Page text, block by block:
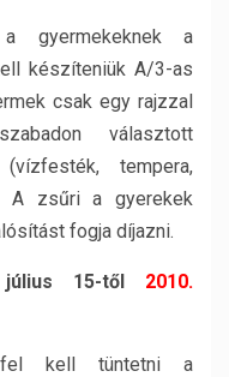
a gyermekeknek a
készíteniük A/3-as
csak egy rajzzal
választott
tempera,
A zsűri a gyerekek
fogja díjazni.
július 15-től 2010.
fel kell tüntetni a